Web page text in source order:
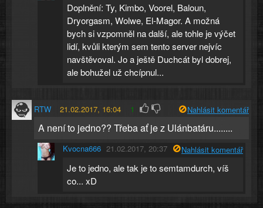
Doplnění: Ty, Kimbo, Voorel, Baloun,
Dryorgasm, Wolwe, El-Magor. A možná
bych si vzpomněl na další, ale tohle je výčet
lidí, kvůli kterým sem tento server nejvíc
navštěvoval. Jo a ještě Duchcát byl dobrej,
ale bohužel už chcípnul...
RTW 21.02.2017, 16:04 1 Nahlásit komentář
A není to jedno?? Třeba ať je z Ulánbatáru........
Kvocna666 21.02.2017, 20:37 Nahlásit komentář
Je to jedno, ale tak je to semtamdurch, víš
co... xD